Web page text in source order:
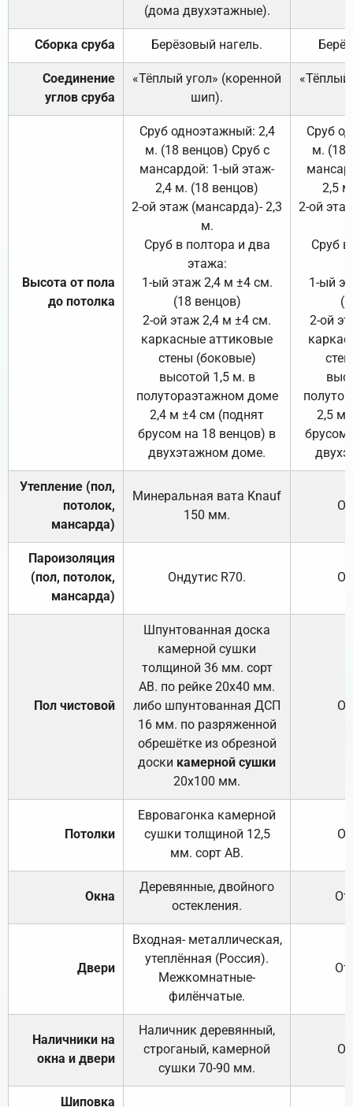
(дома двухэтажные).
Сборка сруба Берёзовый нагель.
Соединение
углов сруба
«Тёплый угол» (коренной
шип).
«Тёплый
Высота от пола
до потолка
Сруб одноэтажный: 2,4
м. (18 венцов) Сруб с
мансардой: 1-ый этаж-
2,4 м. (18 венцов)
2-ой этаж (мансарда)- 2,3
м.
Сруб в полтора и два
этажа:
1-ый этаж 2,4 м ±4 см.
(18 венцов)
2-ой этаж 2,4 м ±4 см.
каркасные аттиковые
стены (боковые)
высотой 1,5 м. в
полутораэтажном доме
2,4 м ±4 см (поднят
брусом на 18 венцов) в
двухэтажном доме.
Сруб
м. (18
2,5
2-ой
Сруб
1-ый
2-ой
2,5 м
брусом
Утепление (пол,
потолок,
мансарда)
Минеральная вата Knauf
150 мм.
Пароизоляция
(пол, потолок,
мансарда)
Ондутис R70.
Пол чистовой
Шпунтованная доска
камерной сушки
толщиной 36 мм. сорт
АВ. по рейке 20х40 мм.
либо шпунтованная ДСП
16 мм. по разряженной
обрешётке из обрезной
доски камерной сушки
20х100 мм.
Потолки
Евровагонка камерной
сушки толщиной 12,5
мм. сорт АВ.
Окна
Деревянные, двойного
остекления.
Двери
Входная- металлическая,
утеплённая (Россия).
Межкомнатные-
филёнчатые.
Наличники на
окна и двери
Наличник деревянный,
строганый, камерной
сушки 70-90 мм.
Шиповка